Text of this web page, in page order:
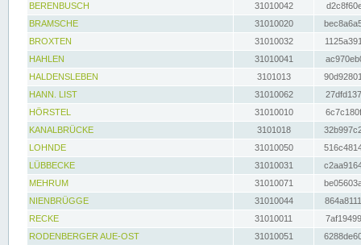
BERENBUSCH
31010042
BRAMSCHE
31010020
BROXTEN
31010032
HAHLEN
31010041
HALDENSLEBEN
3101013
HANN. LIST
31010062
HÖRSTEL
31010010
KANALBRÜCKE
3101018
LOHNDE
31010050
LÜBBECKE
31010031
MEHRUM
31010071
NIENBRÜGGE
31010044
RECKE
31010011
RODENBERGER AUE-OST
31010051